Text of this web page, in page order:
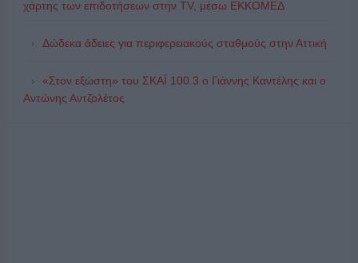
χάρτης των επιδοτήσεων στην TV, μέσω ΕΚΚΟΜΕΔ
Δώδεκα άδειες για περιφερειακούς σταθμούς στην Αττική
«Στον εξώστη» του ΣΚΑΪ 100.3 ο Γιάννης Καντέλης και ο
Αντώνης Αντζολέτος